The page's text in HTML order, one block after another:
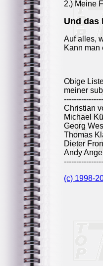
2.) Meine
Und das
Auf alles,
Kann man
Obige
meiner
Christian
Michael
Georg
Thomas
Dieter
Andy
(c) 1998-